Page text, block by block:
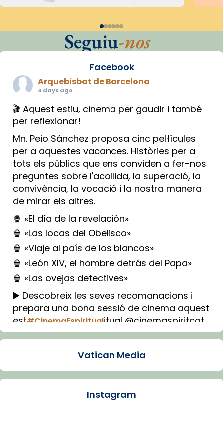
Seguiu-nos
Facebook
Arquebisbat de Barcelona
4 days ago
🎬 Aquest estiu, cinema per gaudir i també
per reflexionar!
Mn. Peio Sánchez proposa cinc pel·lícules
per a aquestes vacances. Històries per a
tots els públics que ens conviden a fer-nos
preguntes sobre l'acollida, la superació, la
convivència, la vocació i la nostra manera
de mirar els altres.
🍿 «El día de la revelación»
🍿 «Las locas del Obelisco»
🍿 «Viaje al país de los blancos»
🍿 «León XIV, el hombre detrás del Papa»
🍿 «Las ovejas detectives»
▶️ Descobreix les seves recomanacions i
prepara una bona sessió de cinema aquest
est#CinemaEspiritualitual @cinemaspiritcat
Imatge: Generada amb IA (OpenAI)
Arquebisbat de Barcelona
Vatican Media
Instagram